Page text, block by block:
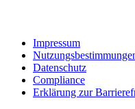
Impressum
Datenschutz
Compliance
Erklärung zur